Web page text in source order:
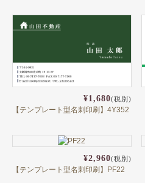
¥1,680(税別)
【テンプレート型名刺印刷】4Y352
¥2,960(税別)
【テンプレート型名刺印刷】PF22